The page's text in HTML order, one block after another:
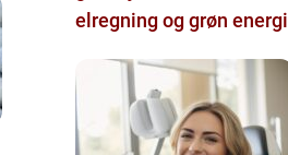
elregning og grøn energi